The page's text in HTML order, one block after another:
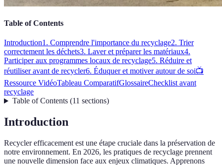
Table of Contents
Introduction1. Comprendre l'importance du recyclage2. Trier
correctement les déchets3. Laver et préparer les matériaux4.
Participer aux programmes locaux de recyclage5. Réduire et
réutiliser avant de recycler6. Éduquer et motiver autour de soi📺
Ressource VidéoTableau ComparatifGlossaireChecklist avant
recyclage
Table of Contents(11 sections)
Introduction
Recycler efficacement est une étape cruciale dans la préservation de
notre environnement. En 2026, les pratiques de recyclage prennent
une nouvelle dimension face aux enjeux climatiques. Apprenons